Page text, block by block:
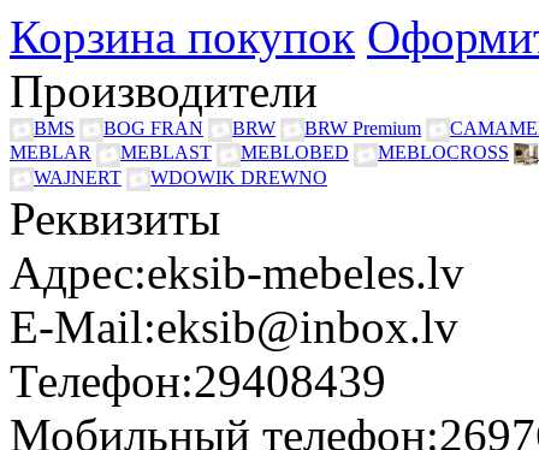
Корзина покупок
Производители
BMS BOG FRAN BRW BRW Premium
MEBLAR
MEBLAST MEBLOBED MEBLOCROSS
WAJNERT
WDOWIK DREWNO
Реквизиты
Адрес:eksib-mebeles.lv
E-Mail:eksib@inbox.lv
Телефон:29408439
Мобильный телефон: